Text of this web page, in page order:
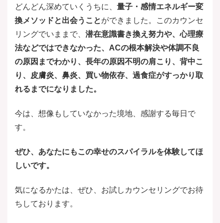
どんどん深めていくうちに、 量子・感情エネルギー変
換メソッドと出会うことができました。このカウンセ
リングでいままで、 潜在意識書き換え努力や、心理療
法などではできなかった、ACの根本解決や体調不良
の原因までわかり、長年の原因不明の肩こり、背中こ
り、皮膚炎、鼻炎、買い物依存、過食症がすっかり取
れるまでになりました。
今は、想像もしていなかった境地、感謝する毎日で
す。
ぜひ、あなたにもこの幸せのスパイラルを体験してほ
しいです。
気になるかたは、ぜひ、お試しカウンセリングでお待
ちしております。